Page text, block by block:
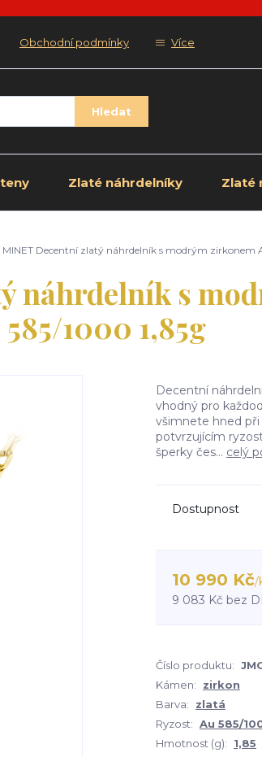
Obchodní podmínky Více
Hledat
Zlaté náhrdelníky Zlaté
MINET Decentní zlatý náhrdelník s modrým zirkonem
náhrdelník s
585/1000 1,85g
Decentní
vhodný pro
všimnete hned
potvrzujícím
šperky čes... celý
Dostupnost
10 990 Kč/
9 083 Kč bez
Číslo produktu:
Kámen:
zirkon
Barva:
zlatá
Ryzost: Au 585/
Hmotnost (g):
1,85